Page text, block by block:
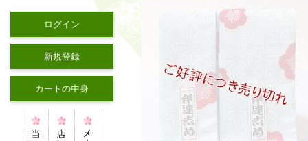
ログイン
新規登録
カートの中身